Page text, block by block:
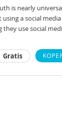
is nearly
a social
use social
Gratis